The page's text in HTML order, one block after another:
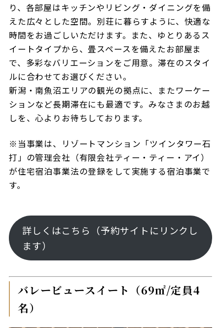
り、各部屋はキッチンやリビング・ダイニングを備
えた広々とした空間。別荘に暮らすように、快適な
時間をお過ごしいただけます。また、ゆとりあるス
イートタイプから、畳スペースを備えたお部屋ま
で、多彩なバリエーションをご用意。滞在のスタイ
ルに合わせてお選びください。
新潟・南魚沼エリアの観光の拠点に、またワーケー
ションなど長期滞在にも最適です。みなさまのお越
しを、心よりお待ちしております。
※当事業は、リゾートマンション「ツインタワー石
打」の管理会社（有限会社ティー・ティー・アイ）
が住宅宿泊事業法の登録をして実施する宿泊事業で
す。
詳しくはこちら（予約サイトにリンクし
ます）
バレービュースイート（69㎡/定員4
名）